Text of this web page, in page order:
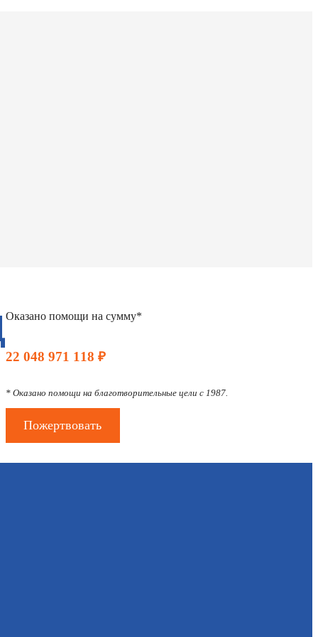
Оказано помощи на сумму*
22 048 971 118 ₽
* Оказано помощи на благотворительные цели с 1987.
Пожертвовать